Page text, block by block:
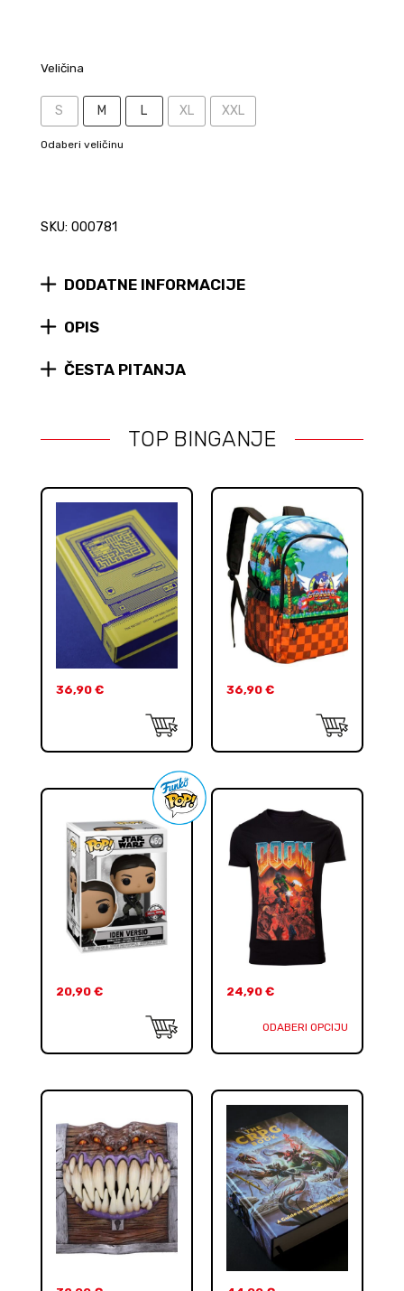
Veličina
S M L XL XXL
Odaberi veličinu
SKU: 000781
DODATNE INFORMACIJE
OPIS
ČESTA PITANJA
TOP BINGANJE
36,90 € 36,90 €
20,90 € 24,90 €
ODABERI OPCIJU